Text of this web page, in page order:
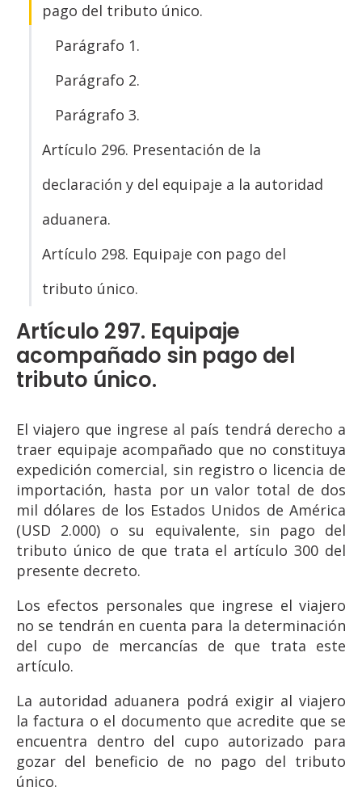
pago del tributo único.
Parágrafo 1.
Parágrafo 2.
Parágrafo 3.
Artículo 296. Presentación de la
declaración y del equipaje a la autoridad
aduanera.
Artículo 298. Equipaje con pago del
tributo único.
Artículo 297. Equipaje
acompañado sin pago del
tributo único.
El viajero que ingrese al país tendrá derecho a
traer equipaje acompañado que no constituya
expedición comercial, sin registro o licencia de
importación, hasta por un valor total de dos
mil dólares de los Estados Unidos de América
(USD 2.000) o su equivalente, sin pago del
tributo único de que trata el artículo 300 del
presente decreto.
Los efectos personales que ingrese el viajero
no se tendrán en cuenta para la determinación
del cupo de mercancías de que trata este
artículo.
La autoridad aduanera podrá exigir al viajero
la factura o el documento que acredite que se
encuentra dentro del cupo autorizado para
gozar del beneficio de no pago del tributo
único.